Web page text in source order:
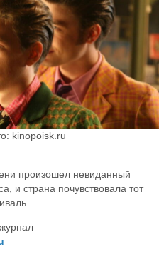
kinopoisk.ru
произошел невиданный
и страна почувствовала тот